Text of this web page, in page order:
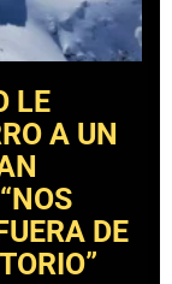
LE
A UN
DE